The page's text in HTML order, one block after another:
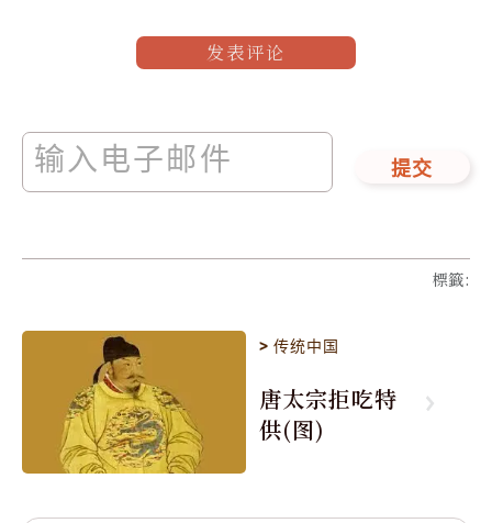
发表评论
提交
標籤:
>传统中国
唐太宗拒吃特
供(图)